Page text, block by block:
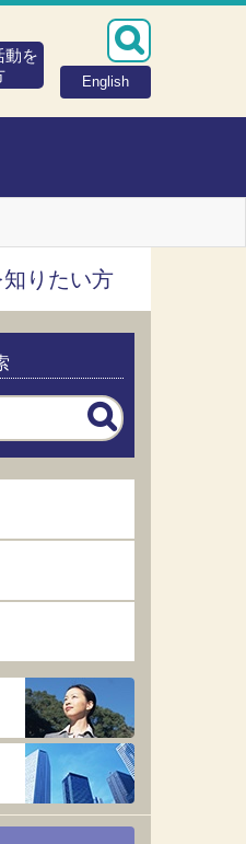
English
動を
りたい方